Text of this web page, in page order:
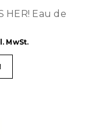
HER! Eau de
MwSt.